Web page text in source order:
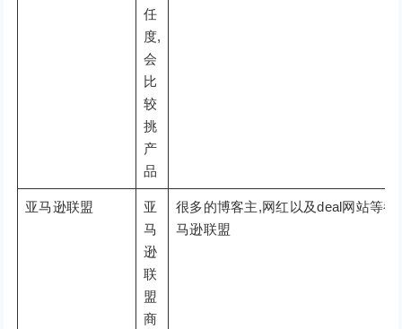
任
度,
会
比
较
挑
产
品
亚马逊联盟
亚
马
逊
联
盟
商
很多的博客主,网红以及deal网站等都
马逊联盟